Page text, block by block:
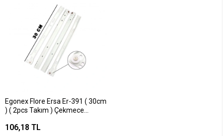
Egonex Flore Ersa Er-391 ( 30cm
) ( 2pcs Takım ) Çekmece
106,18 TL